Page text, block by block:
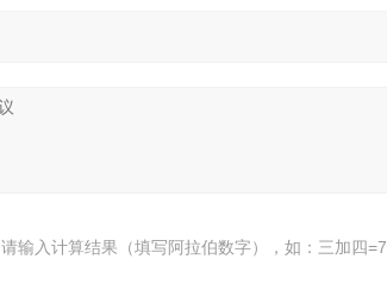
请输入计算结果（填写阿拉伯数字），如：三加四=7